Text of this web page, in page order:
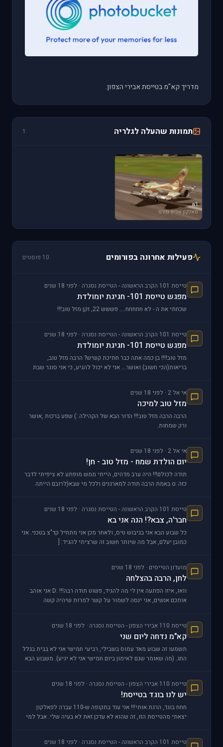
מדריך קא"מ בטייסת אבירי הצפון.
תמונות שהעלה לגלריה 1
a1
פאלקון אלייד פורס
פעילות אחרונה בפורומים 10 פוסטים
טייסת 101 הקרב הראשונה - הטייסת נסגרה · לפני 18 שנים
מפגש טייסת 101- חגיגת יומולדת
שכחתי את ה - לא חחחחח.... פששש 22, זקן מזל טוב!!!
טייסת 101 הקרב הראשונה - הטייסת נסגרה · לפני 18 שנים
מפגש טייסת 101- חגיגת יומולדת
מזל טוב!!!! בן כמה אתה כבר חתיכת קשיש? הרבה מזל טוב,
בריאות(הכי חשוב) ואושר... אני לא יכול להגיע, כי אני סוגר שבת
אי אל 2 · לפני 18 שנים
מזל טוב למיכה
הרבה הרבה מזל טוב!!! הדור הבא של הקהילה :) שפע ברכות ,אושר
ורק שמחות.
אי אל 2 · לפני 18 שנים
יום הולדת שמח - מזל טוב - חן!
תודה לכולם!!! היה ערב מדהים, הייתי ממש מופתע לא ציפיתי לדבר
כזה :o באמת הרבה תודה למארגנים ולכל מי שבא(לרובם הייתה
טייסת 101 הקרב הראשונה - הטייסת נסגרה · לפני 18 שנים
חבר'ה, צבא?! הנה אני בא
כל שבוע הבא אני בגיבוש טיס, ולאחר מכן אני מתחיל קד"צ בטכני. אני
כמובן יעלם, אבל מה שיותר חשוב זה שרציתי להגיד: [
מועדון הטייסים · לפני 18 שנים
לחן, הרבה בהצלחה
וואו, איזו הפתעה אין לי מה להגיד, פשוט תודה רבה!!! :D אני אוהב
אותכם אנשים, אני ינסה לשמור על קשר למרות שיהיה קשה
טייסת 110 אבירי הצפון - הטייסת נסגרה · לפני 18 שנים
קא"מ נדחה ליום שני
תשמעו זה שבוע מאד עמוס בשבילי, רביעי חמישי אני לא בבית בגלל
החג. (מה שאומר שגם לאימון ביום חמישי אני לא יגיע). משבוע הבא
טייסת 110 אבירי הצפון - הטייסת נסגרה · לפני 18 שנים
יש לנו בוגד בטייסת!
חחח בוגד, הרגת אותי!!! אני עוד בתקופה ש-110 עברה לפאלקון
יצאתי מהטייסת הזו, זה שהוא לא עדכן זאת לא בעיה שלי. אבל למי
טייסת 101 הקרב הראשונה - הטייסת נסגרה · לפני 18 שנים